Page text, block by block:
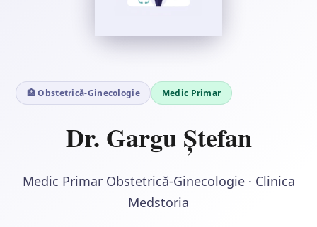
🏥 Obstetrică-Ginecologie Medic Primar
Dr. Gargu Ștefan
Medic Primar Obstetrică-Ginecologie · Clinica
Medstoria